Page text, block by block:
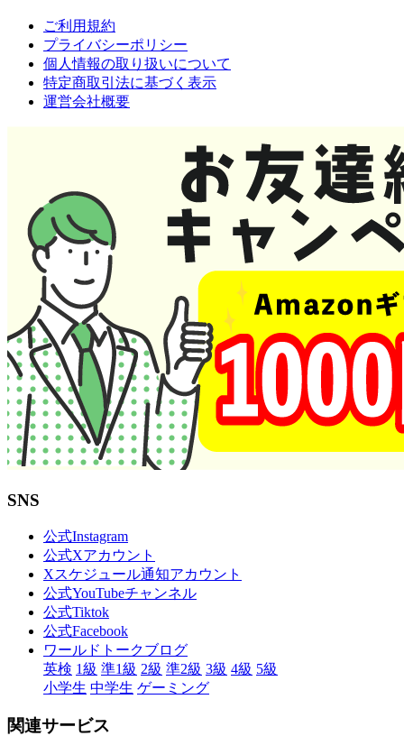
ご利用規約
プライバシーポリシー
個人情報の取り扱いについて
特定商取引法に基づく表示
運営会社概要
SNS
公式Instagram
公式Xアカウント
Xスケジュール通知アカウント
公式YouTubeチャンネル
公式Tiktok
公式Facebook
ワールドトークブログ
英検 1級 準1級 2級 準2級 3級 4級 5級
小学生 中学生 ゲーミング
関連サービス